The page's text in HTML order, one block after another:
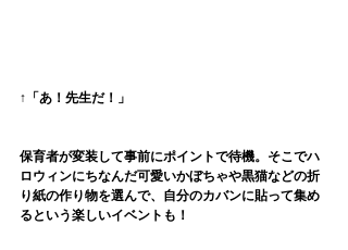
↑「あ！先生だ！」
保育者が変装して事前にポイントで待機。そこでハ
ロウィンにちなんだ可愛いかぼちゃや黒猫などの折
り紙の作り物を選んで、自分のカバンに貼って集め
るという楽しいイベントも！